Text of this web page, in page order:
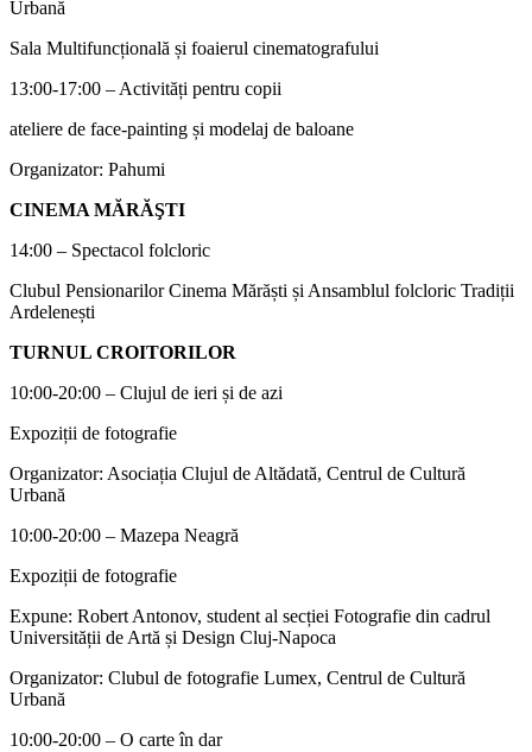
Urbană
Sala Multifuncțională și foaierul cinematografului
13:00-17:00 – Activități pentru copii
ateliere de face-painting și modelaj de baloane
Organizator: Pahumi
CINEMA MĂRĂŞTI
14:00 – Spectacol folcloric
Clubul Pensionarilor Cinema Mărăști și Ansamblul folcloric Tradiții
Ardelenești
TURNUL CROITORILOR
10:00-20:00 – Clujul de ieri și de azi
Expoziții de fotografie
Organizator: Asociația Clujul de Altădată, Centrul de Cultură
Urbană
10:00-20:00 – Mazepa Neagră
Expoziții de fotografie
Expune: Robert Antonov, student al secției Fotografie din cadrul
Universității de Artă și Design Cluj-Napoca
Organizator: Clubul de fotografie Lumex, Centrul de Cultură
Urbană
10:00-20:00 – O carte în dar